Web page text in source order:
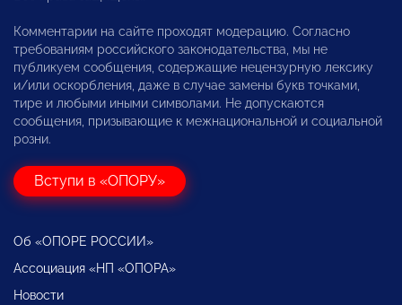
Комментарии на сайте проходят модерацию. Согласно
требованиям российского законодательства, мы не
публикуем сообщения, содержащие нецензурную лексику
и/или оскорбления, даже в случае замены букв точками,
тире и любыми иными символами. Не допускаются
сообщения, призывающие к межнациональной и социальной
розни.
Вступи в «ОПОРУ»
Об «ОПОРЕ РОССИИ»
Ассоциация «НП «ОПОРА»
Новости